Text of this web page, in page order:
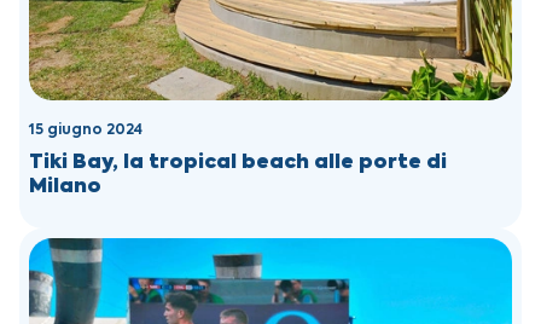
15 giugno 2024
Tiki Bay, la tropical beach alle porte di
Milano